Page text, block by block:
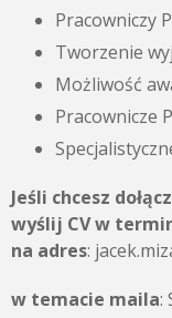
Pracowniczy
Tworzenie
Możliwość
Pracownicze
Jeśli chcesz
wyślij CV w
na adres:
w temacie maila: